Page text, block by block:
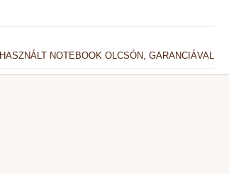
HASZNÁLT NOTEBOOK OLCSÓN, GARANCIÁVAL